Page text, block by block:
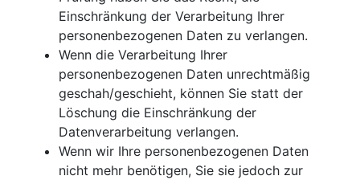
Einschränkung der Verarbeitung Ihrer
personenbezogenen Daten zu verlangen.
Wenn die Verarbeitung Ihrer
personenbezogenen Daten unrechtmäßig
geschah/geschieht, können Sie statt der
Löschung die Einschränkung der
Datenverarbeitung verlangen.
Wenn wir Ihre personenbezogenen Daten
nicht mehr benötigen, Sie sie jedoch zur